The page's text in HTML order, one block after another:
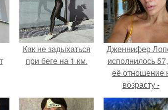
Как не задыхаться
при беге на 1 км.
Дженнифер
исполнилось
её отношение
возрасту -
настоящий